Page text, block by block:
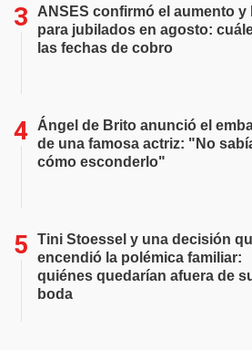
ANSES confirmó el aumento y
para jubilados en agosto:
las fechas de cobro
Ángel de Brito anunció el
de una famosa actriz: "No
cómo esconderlo"
Tini Stoessel y una decisión
encendió la polémica familiar:
quiénes quedarían afuera de
boda